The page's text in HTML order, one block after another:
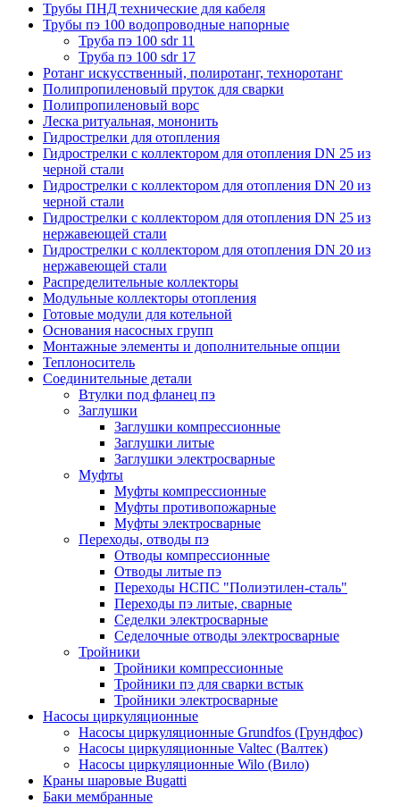
Трубы ПНД технические для кабеля
Трубы пэ 100 водопроводные напорные
Труба пэ 100 sdr 11
Труба пэ 100 sdr 17
Ротанг искусственный, полиротанг, техноротанг
Полипропиленовый пруток для сварки
Полипропиленовый ворс
Леска ритуальная, мононить
Гидрострелки для отопления
Гидрострелки с коллектором для отопления DN 25 из
черной стали
Гидрострелки с коллектором для отопления DN 20 из
черной стали
Гидрострелки с коллектором для отопления DN 25 из
нержавеющей стали
Гидрострелки с коллектором для отопления DN 20 из
нержавеющей стали
Распределительные коллекторы
Модульные коллекторы отопления
Готовые модули для котельной
Основания насосных групп
Монтажные элементы и дополнительные опции
Теплоноситель
Соединительные детали
Втулки под фланец пэ
Заглушки
Заглушки компрессионные
Заглушки литые
Заглушки электросварные
Муфты
Муфты компрессионные
Муфты противопожарные
Муфты электросварные
Переходы, отводы пэ
Отводы компрессионные
Отводы литые пэ
Переходы НСПС "Полиэтилен-сталь"
Переходы пэ литые, сварные
Седелки электросварные
Седелочные отводы электросварные
Тройники
Тройники компрессионные
Тройники пэ для сварки встык
Тройники электросварные
Насосы циркуляционные
Насосы циркуляционные Grundfos (Грундфос)
Насосы циркуляционные Valtec (Валтек)
Насосы циркуляционные Wilo (Вило)
Краны шаровые Bugatti
Баки мембранные